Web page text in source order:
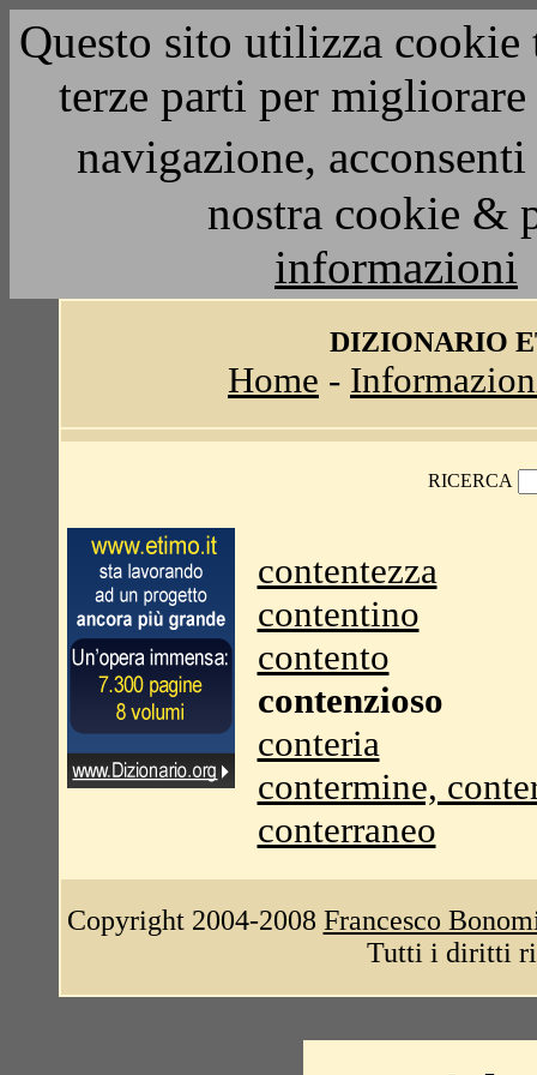
Questo sito utilizza
terze parti per
navigazione,
nostra cookie &
informazioni
DIZIONARIO
Home -
RICERCA
contentezza
contentino
contento
contenzioso
conteria
contermine,
conterraneo
Copyright 2004-2008 Francesco
Tutti i diritti